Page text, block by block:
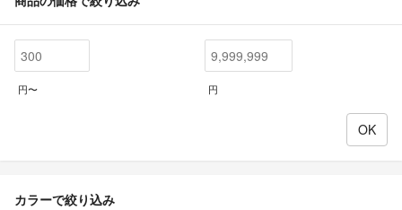
円〜 円
カラーで絞り込み